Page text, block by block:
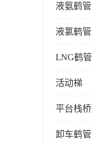
液氨鹤管
液氯鹤管
LNG鹤管
活动梯
平台栈桥
卸车鹤管